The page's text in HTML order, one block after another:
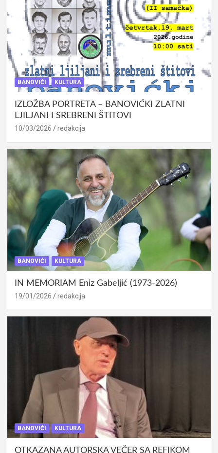
BANOVIĆI KULTURA
IZLOŽBA PORTRETA – BANOVIĆKI ZLATNI
LJILJANI I SREBRENI ŠTITOVI
10/03/2026 redakcija
BANOVIĆI KULTURA
IN MEMORIAM Eniz Gabeljić (1973-2026)
19/01/2026 redakcija
BANOVIĆI KULTURA
OTKAZANA AUTORSKA VEČER SA REFIKOM